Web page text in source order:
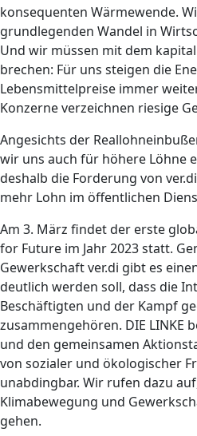
konsequenten Wärmewende.
grundlegenden Wandel in
Und wir müssen mit dem
brechen: Für uns steigen die
Lebensmittelpreise immer
Konzerne verzeichnen riesige
Angesichts der
wir uns auch für höhere Löhne
deshalb die Forderung von
mehr Lohn im öffentlichen
Am 3. März findet der erste
for Future im Jahr 2023 statt.
Gewerkschaft ver.di gibt es
deutlich werden soll, dass die
Beschäftigten und der Kampf
zusammengehören. DIE LINKE
und den gemeinsamen
von sozialer und ökologischer
unabdingbar. Wir rufen dazu
Klimabewegung und
gehen.